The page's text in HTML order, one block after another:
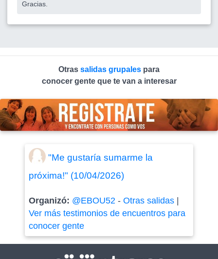
Gracias.
Otras salidas grupales para
conocer gente que te van a interesar
"Me gustaría sumarme la
próxima!" (10/04/2026)
Organizó: @EBOU52 - Otras salidas|
Ver más testimonios de encuentros para
conocer gente